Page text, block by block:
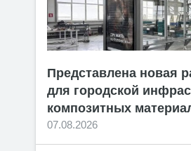
Представлена новая
для городской
композитных
07.08.2026